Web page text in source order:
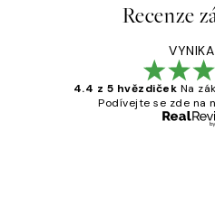
Recenze
4.4 z 5 hvězdiček Na
Podívejte se zde na